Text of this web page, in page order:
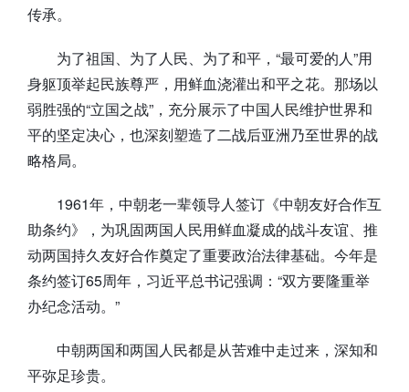
传承。
为了祖国、为了人民、为了和平，“最可爱的人”用
身躯顶举起民族尊严，用鲜血浇灌出和平之花。那场以
弱胜强的“立国之战”，充分展示了中国人民维护世界和
平的坚定决心，也深刻塑造了二战后亚洲乃至世界的战
略格局。
1961年，中朝老一辈领导人签订《中朝友好合作互
助条约》，为巩固两国人民用鲜血凝成的战斗友谊、推
动两国持久友好合作奠定了重要政治法律基础。今年是
条约签订65周年，习近平总书记强调：“双方要隆重举
办纪念活动。”
中朝两国和两国人民都是从苦难中走过来，深知和
平弥足珍贵。